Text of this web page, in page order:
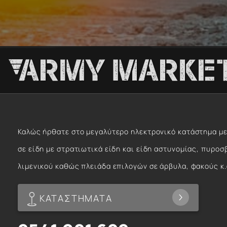
Καλώς ήρθατε στο μεγαλύτερο ηλεκτρονικό κατάστημα με
σε είδη με στρατιωτικά είδη και είδη αστυνομίας,
λιμενικού καθώς πλειάδα επιλογών σε άρβυλα, φακούς
ΚΑΤΑΣΤΗΜΑΤΑ